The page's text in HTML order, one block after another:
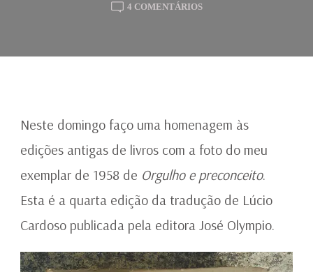
4 COMENTÁRIOSEM
DE
Neste domingo faço uma homenagem às
edições antigas de livros com a foto do meu
exemplar de 1958 de Orgulho e preconceito.
Esta é a quarta edição da tradução de Lúcio
Cardoso publicada pela editora José Olympio.